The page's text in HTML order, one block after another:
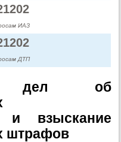
ИАЗ
ДТП
дел об
и взыскание
штрафов